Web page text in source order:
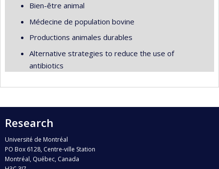
Bien-être animal
Médecine de population bovine
Productions animales durables
Alternative strategies to reduce the use of
antibiotics
Research
Université de Montréal
PO Box 6128, Centre-ville Station
Montréal, Québec, Canada